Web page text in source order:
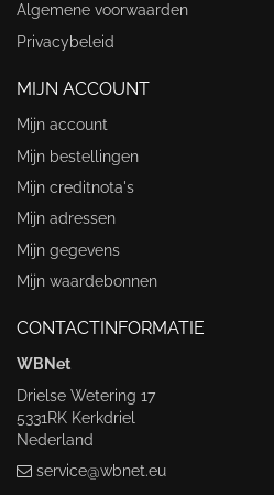
Algemene voorwaarden
Privacybeleid
MIJN ACCOUNT
Mijn account
Mijn bestellingen
Mijn creditnota's
Mijn adressen
Mijn gegevens
Mijn waardebonnen
CONTACTINFORMATIE
WBNet
Drielse Wetering 17
5331RK Kerkdriel
Nederland
service@wbnet.eu